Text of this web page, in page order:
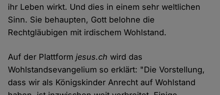
ihr Leben wirkt. Und dies in einem sehr weltlichen
Sinn. Sie behaupten, Gott belohne die
Rechtgläubigen mit irdischem Wohlstand.
Auf der Plattformjesus.ch wird das
Wohlstandsevangelium so erklärt: "Die Vorstellung,
dass wir als Königskinder Anrecht auf Wohlstand